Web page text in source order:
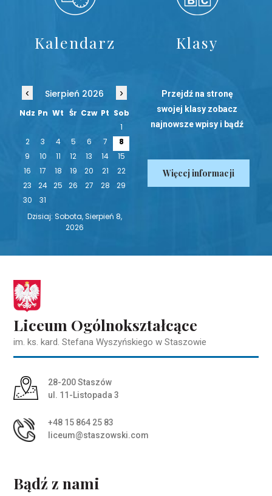
Kalendarz
‹ Sierpień 2026 ›
Ndz Pn Wt Śr Czw Pt Sob
1
2
3 4 5 6 7
8
9
10 11 12 13 14
15
16
17 18 19 20 21
22
23
24 25 26 27 28
29
30
31
Dzisiaj: Sobota, Sierpień 8,
2026
Klasy
Przejdź na stronę
swojej klasy zobacz
najnowsze wpisy i bądź
Więcej informacji
Liceum Ogólnokształcące
im. ks. kard. Stefana Wyszyńskiego w Staszowie
Adres pocztowy:
28-200 Staszów
ul. 11-Listopada 3
+48 15 864 25 83
liceum@staszowski.com
Bądź z nami